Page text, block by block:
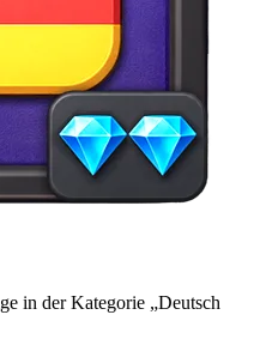
in der Kategorie „Deutsch